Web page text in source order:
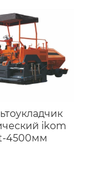
ikom
4500мм